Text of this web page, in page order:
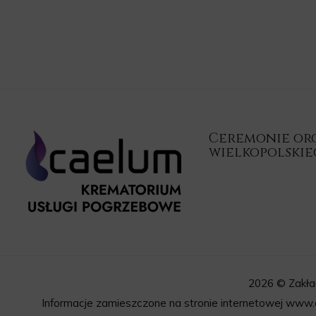
Ceremonie
2026 ©
Informacje zamieszczone na stronie internetowej